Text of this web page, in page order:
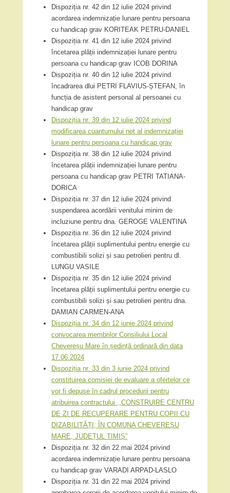
Dispoziția nr. 42 din 12 iulie 2024 privind
acordarea indemnizație lunare pentru persoana
cu handicap grav KORITEAK PETRU-DANIEL
Dispoziția nr. 41 din 12 iulie 2024 privind
încetarea plății indemnizației lunare pentru
persoana cu handicap grav ICOB DORINA
Dispoziția nr. 40 din 12 iulie 2024 privind
încadrarea dlui PETRI FLAVIUS-ȘTEFAN, în
funcția de asistent personal al persoanei cu
handicap grav
Dispoziția nr. 39 din 12 iulie 2024 privind
modificarea cuantumului net al indemnizației
lunare pentru persoana cu handicap grav
Dispoziția nr. 38 din 12 iulie 2024 privind
încetarea plății indemnizației lunare pentru
persoana cu handicap grav PETRI TATIANA-
DORICA
Dispoziția nr. 37 din 12 iulie 2024 privind
suspendarea acordării venitului minim de
incluziune pentru dna. GEROGE VALENTINA
Dispoziția nr. 36 din 12 iulie 2024 privind
încetarea plății suplimentului pentru energie cu
combustibili solizi și sau petrolieri pentru dl.
LUNGU VASILE
Dispoziția nr. 35 din 12 iulie 2024 privind
încetarea plății suplimentului pentru energie cu
combustibili solizi și sau petrolieri pentru dna.
DAMIAN CARMEN-ANA
Dispoziția nr. 34 din 12 iunie 2024 privind
convocarea membrilor Consiliului Local
Chevereșu Mare în ședință ordinară din data
17.06.2024
Dispoziția nr. 33 din 3 iunie 2024 privind
constituirea comisiei de evaluare a ofertelor ce
vor fi depuse în cadrul procedurii pentru
atribuirea contractului ,,CONSTRUIRE CENTRU
DE ZI DE RECUPERARE PENTRU COPII CU
DIZABILITĂȚI, ÎN COMUNA CHEVEREȘU
MARE, JUDEȚUL TIMIȘ”
Dispoziția nr. 32 din 22 mai 2024 privind
acordarea indemnizație lunare pentru persoana
cu handicap grav VARADI ARPAD-LASLO
Dispoziția nr. 31 din 22 mai 2024 privind